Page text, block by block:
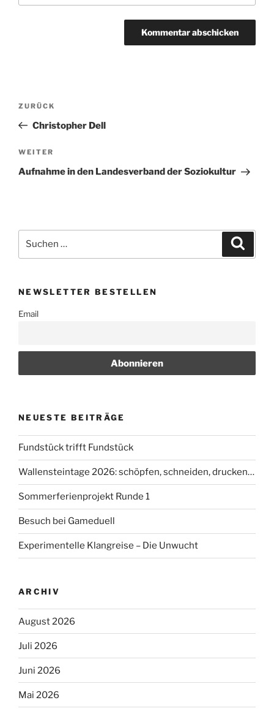
Beitragsnavigation
Vorheriger
Beitrag
ZURÜCK
Christopher Dell
Nächster
Beitrag
WEITER
Aufnahme in den Landesverband der Soziokultur
nach:
NEWSLETTER BESTELLEN
Email
NEUESTE BEITRÄGE
Fundstück trifft Fundstück
Wallensteintage 2026: schöpfen, schneiden, drucken…
Sommerferienprojekt Runde 1
Besuch bei Gameduell
Experimentelle Klangreise – Die Unwucht
ARCHIV
August 2026
Juli 2026
Juni 2026
Mai 2026